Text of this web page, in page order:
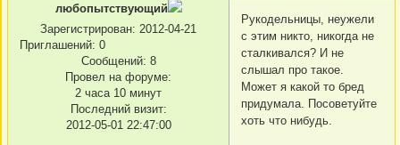
любопытствующий
Зарегистрирован: 2012-04-21
Приглашений: 0
Сообщений: 8
Провел на форуме:
2 часа 10 минут
Последний визит:
2012-05-01 22:47:00
Рукодельницы, неужели
с этим никто, никогда не
сталкивался? И не
слышал про такое.
Может я какой то бред
придумала. Посоветуйте
хоть что нибудь.